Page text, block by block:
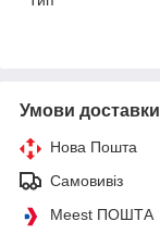
Умови доставки
Нова Пошта
Самовивіз
Meest ПОШТА